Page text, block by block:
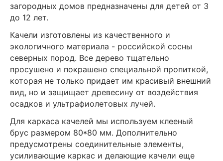
загородных домов предназначены для детей от 3
до 12 лет.
Качели изготовлены из качественного и
экологичного материала - российской сосны
северных пород. Все дерево тщательно
просушено и покрашено специальной пропиткой,
которая не только придает им красивый внешний
вид, но и защищает древесину от воздействия
осадков и ультрафиолетовых лучей.
Для каркаса качелей мы используем клееный
брус размером 80*80 мм. Дополнительно
предусмотрены соединительные элементы,
усиливающие каркас и делающие качели еще